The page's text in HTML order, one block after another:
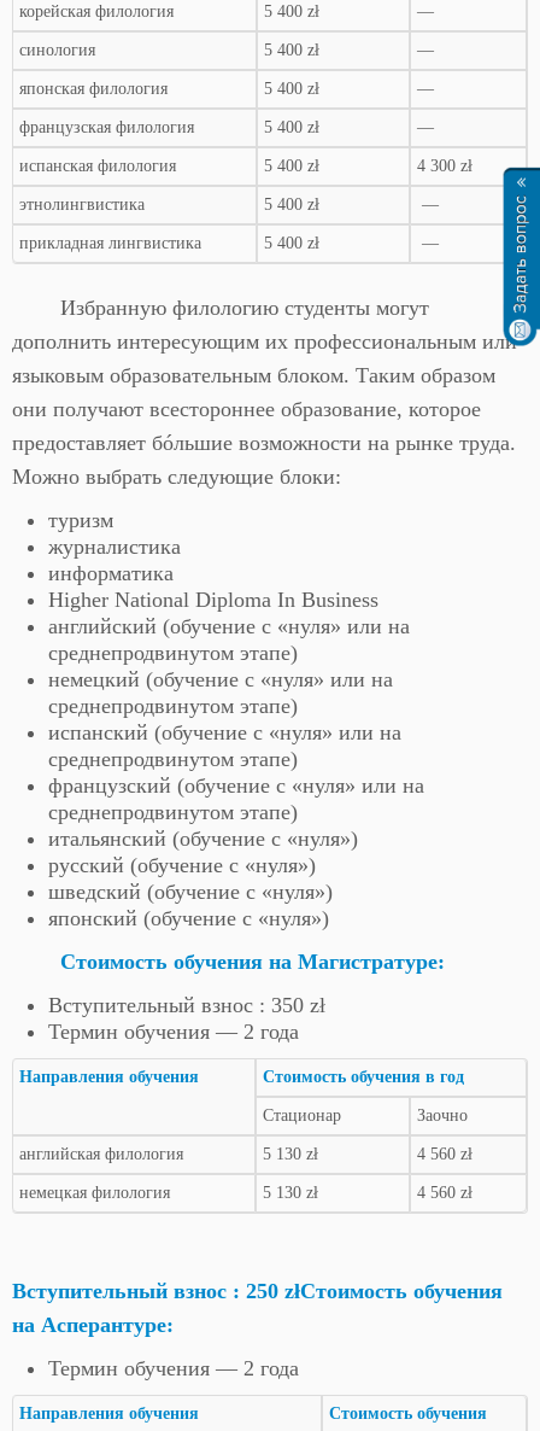
корейская филология 5 400 zł —
синология 5 400 zł —
японская филология 5 400 zł —
французская филология 5 400 zł —
испанская филология 5 400 zł 4 300 zł
этнолингвистика 5 400 zł —
прикладная лингвистика 5 400 zł —
Избранную филологию студенты могут
дополнить интересующим их профессиональным или
языковым образовательным блоком. Таким образом
они получают всестороннее образование, которое
предоставляет бóльшие возможности на рынке труда.
Можно выбрать следующие блоки:
туризм
журналистика
информатика
Higher National Diploma In Business
английский (обучение с «нуля» или на
среднепродвинутом этапе)
немецкий (обучение с «нуля» или на
среднепродвинутом этапе)
испанский (обучение с «нуля» или на
среднепродвинутом этапе)
французский (обучение с «нуля» или на
среднепродвинутом этапе)
итальянский (обучение с «нуля»)
русский (обучение с «нуля»)
шведский (обучение с «нуля»)
японский (обучение с «нуля»)
Стоимость обучения на Магистратуре:
Вступительный взнос : 350 zł
Термин обучения — 2 года
Направления обучения Стоимость обучения в год
Стационар Заочно
английская филология 5 130 zł 4 560 zł
немецкая филология 5 130 zł 4 560 zł
Вступительный взнос : 250 złСтоимость обучения
на Асперантуре:
Термин обучения — 2 года
Направления обучения Стоимость обучения